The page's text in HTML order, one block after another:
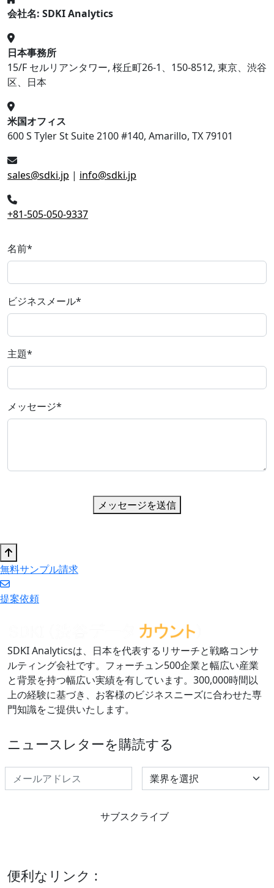
会社名: SDKI Analytics
日本事務所
15/F セルリアンタワー, 桜丘町26-1、150-8512, 東京、渋谷
区、日本
米国オフィス
600 S Tyler St Suite 2100 #140, Amarillo, TX 79101
sales@sdki.jp | info@sdki.jp
+81-505-050-9337
名前*
ビジネスメール*
主題*
メッセージ*
メッセージを送信
無料サンプル請求
提案依頼
SDKI Analyticsは、日本を代表するリサーチと戦略コンサ
ルティング会社です。フォーチュン500企業と幅広い産業
と背景を持つ幅広い実績を有しています。300,000時間以
上の経験に基づき、お客様のビジネスニーズに合わせた専
門知識をご提供いたします。
ニュースレターを購読する
Select Industry
サブスクライブ
便利なリンク :